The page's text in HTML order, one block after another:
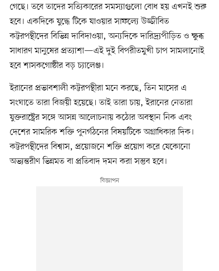
গেছে। তবে তাদের সত্যিকারের সমস্যাগুলো বোধ হয় এখনই শুরু
হবে। একদিকে যুদ্ধে টিকে যাওয়ার সাফল্যে উজ্জীবিত
কট্টরপন্থীদের বিভিন্ন দাবিদাওয়া, অন্যদিকে দারিদ্র্যপীড়িত ও ক্ষুব্ধ
সাধারণ মানুষের প্রত্যাশা—এই দুই বিপরীতমুখী চাপ সামলানোই
হবে শাসকগোষ্ঠীর বড় চ্যালেঞ্জ।
ইরানের প্রভাবশালী কট্টরপন্থীরা মনে করছে, তিন মাসের এ
সংঘাতে তারা বিজয়ী হয়েছে। তাই তারা চায়, ইরানের নেতারা
যুক্তরাষ্ট্রের সঙ্গে আসন্ন আলোচনায় কঠোর অবস্থান নিক এবং
দেশের সামরিক শক্তি পুনর্গঠনের বিষয়টিকে অগ্রাধিকার দিক।
কট্টরপন্থীদের বিশ্বাস, প্রয়োজনে শক্তি প্রয়োগ করে যেকোনো
অভ্যন্তরীণ ভিন্নমত বা প্রতিবাদ দমন করা সম্ভব হবে।